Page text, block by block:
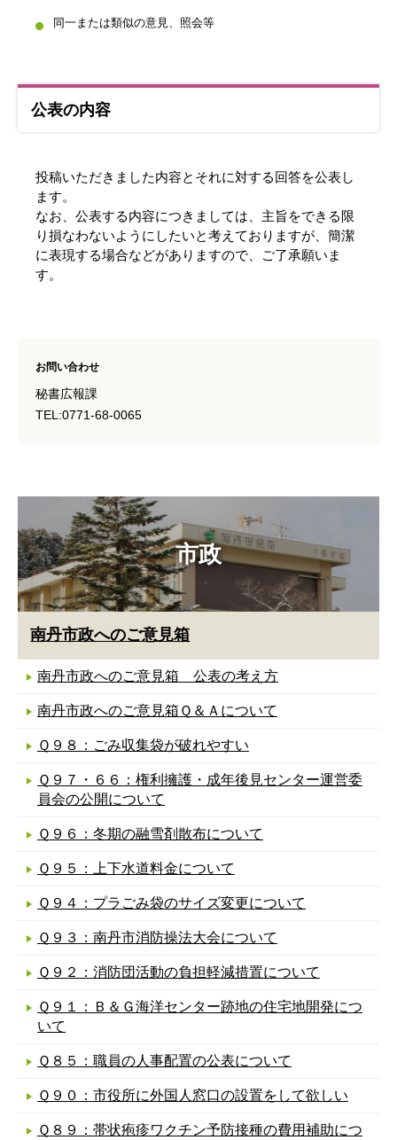
市政
南丹市政へのご意見箱
南丹市政へのご意見箱 公表の考え方
南丹市政へのご意見箱Ｑ＆Ａについて
Ｑ９８：ごみ収集袋が破れやすい
Ｑ９７・６６：権利擁護・成年後見センター運営委
員会の公開について
Ｑ９６：冬期の融雪剤散布について
Ｑ９５：上下水道料金について
Ｑ９４：プラごみ袋のサイズ変更について
Ｑ９３：南丹市消防操法大会について
Ｑ９２：消防団活動の負担軽減措置について
Ｑ９１：Ｂ＆Ｇ海洋センター跡地の住宅地開発につ
いて
Ｑ８５：職員の人事配置の公表について
Ｑ９０：市役所に外国人窓口の設置をして欲しい
Ｑ８９：帯状疱疹ワクチン予防接種の費用補助につ
同一または類似の意見、照会等
公表の内容
投稿いただきました内容とそれに対する回答を公表し
ます。
なお、公表する内容につきましては、主旨をできる限
り損なわないようにしたいと考えておりますが、簡潔
に表現する場合などがありますので、ご了承願いま
す。
お問い合わせ
秘書広報課
TEL:0771-68-0065